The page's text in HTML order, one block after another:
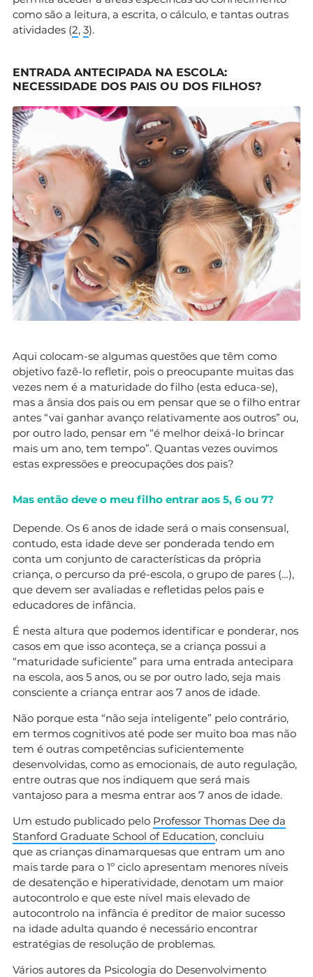
como são a leitura, a escrita, o cálculo, e tantas outras
atividades (2, 3).
ENTRADA ANTECIPADA NA ESCOLA:
NECESSIDADE DOS PAIS OU DOS FILHOS?
Aqui colocam-se algumas questões que têm como
objetivo fazê-lo refletir, pois o preocupante muitas das
vezes nem é a maturidade do filho (esta educa-se),
mas a ânsia dos pais ou em pensar que se o filho entrar
antes “vai ganhar avanço relativamente aos outros” ou,
por outro lado, pensar em “é melhor deixá-lo brincar
mais um ano, tem tempo”. Quantas vezes ouvimos
estas expressões e preocupações dos pais?
Mas então deve o meu filho entrar aos 5, 6 ou 7?
Depende. Os 6 anos de idade será o mais consensual,
contudo, esta idade deve ser ponderada tendo em
conta um conjunto de características da própria
criança, o percurso da pré-escola, o grupo de pares (…),
que devem ser avaliadas e refletidas pelos pais e
educadores de infância.
É nesta altura que podemos identificar e ponderar, nos
casos em que isso aconteça, se a criança possui a
“maturidade suficiente” para uma entrada antecipara
na escola, aos 5 anos, ou se por outro lado, seja mais
consciente a criança entrar aos 7 anos de idade.
Não porque esta “não seja inteligente” pelo contrário,
em termos cognitivos até pode ser muito boa mas não
tem é outras competências suficientemente
desenvolvidas, como as emocionais, de auto regulação,
entre outras que nos indiquem que será mais
vantajoso para a mesma entrar aos 7 anos de idade.
Um estudo publicado pelo Professor Thomas Dee da
Stanford Graduate School of Education, concluiu
que as crianças dinamarquesas que entram um ano
mais tarde para o 1º ciclo apresentam menores níveis
de desatenção e hiperatividade, denotam um maior
autocontrolo e que este nível mais elevado de
autocontrolo na infância é preditor de maior sucesso
na idade adulta quando é necessário encontrar
estratégias de resolução de problemas.
Vários autores da Psicologia do Desenvolvimento